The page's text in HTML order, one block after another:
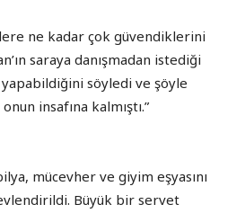
ne kadar çok güvendiklerini
saraya danışmadan istediği
söyledi ve şöyle
insafına kalmıştı.”
mücevher ve giyim eşyasını
Büyük bir servet